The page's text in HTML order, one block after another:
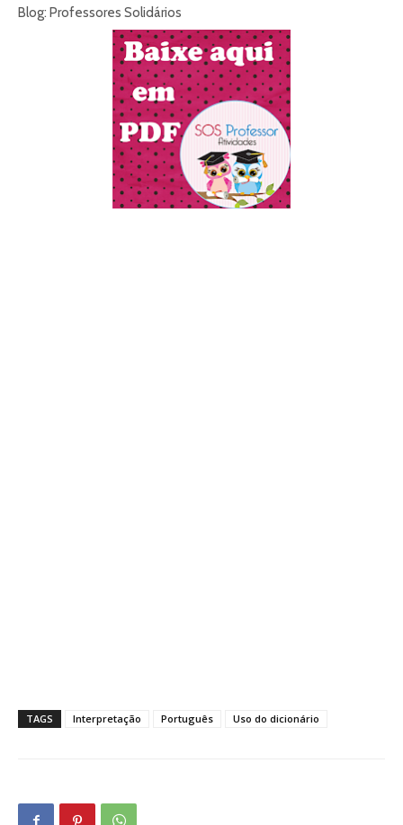
Blog: Professores Solidários
TAGS Interpretação Português Uso do dicionário